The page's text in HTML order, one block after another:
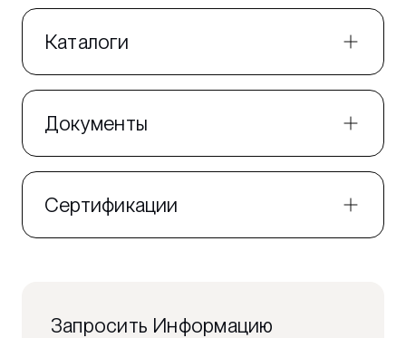
Каталоги
Документы
Сертификации
Запросить Информацию